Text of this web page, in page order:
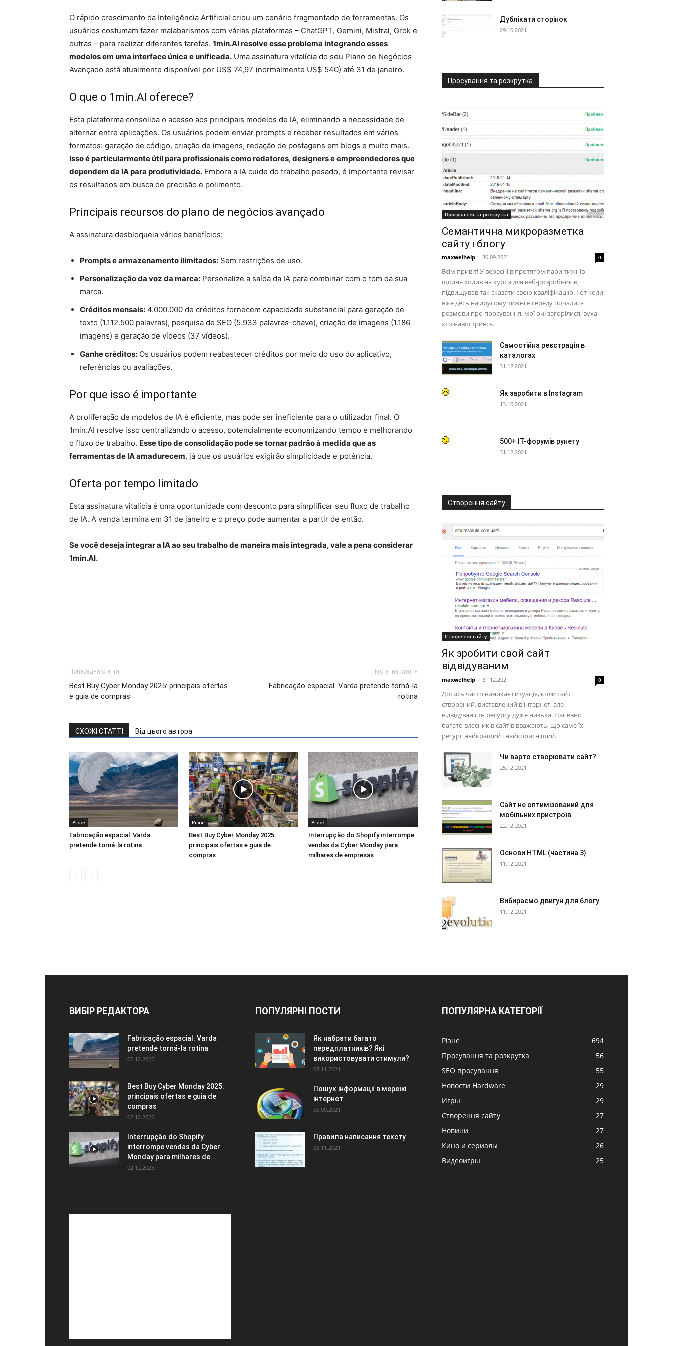
Ofertas
O rápido crescimento da Inteligência Artificial criou um cenário fragmentado de ferramentas. Os
usuários costumam fazer malabarismos com várias plataformas – ChatGPT, Gemini, Mistral, Grok e
outras – para realizar diferentes tarefas. 1min.AI resolve esse problema integrando esses
modelos em uma interface única e unificada. Uma assinatura vitalícia do seu Plano de Negócios
Avançado está atualmente disponível por US$ 74,97 (normalmente US$ 540) até 31 de janeiro.
O que o 1min.AI oferece?
Esta plataforma consolida o acesso aos principais modelos de IA, eliminando a necessidade de
alternar entre aplicações. Os usuários podem enviar prompts e receber resultados em vários
formatos: geração de código, criação de imagens, redação de postagens em blogs e muito mais.
Isso é particularmente útil para profissionais como redatores, designers e empreendedores que
dependem da IA ​​para produtividade. Embora a IA cuide do trabalho pesado, é importante revisar
os resultados em busca de precisão e polimento.
Principais recursos do plano de negócios avançado
A assinatura desbloqueia vários benefícios:
Prompts e armazenamento ilimitados: Sem restrições de uso.
Personalização da voz da marca: Personalize a saída da IA ​​para combinar com o tom da sua
marca.
Créditos mensais: 4.000.000 de créditos fornecem capacidade substancial para geração de
texto (1.112.500 palavras), pesquisa de SEO (5.933 palavras-chave), criação de imagens (1.186
imagens) e geração de vídeos (37 vídeos).
Ganhe créditos: Os usuários podem reabastecer créditos por meio do uso do aplicativo,
referências ou avaliações.
Por que isso é importante
A proliferação de modelos de IA é eficiente, mas pode ser ineficiente para o utilizador final. O
1min.AI resolve isso centralizando o acesso, potencialmente economizando tempo e melhorando
o fluxo de trabalho. Esse tipo de consolidação pode se tornar padrão à medida que as
ferramentas de IA amadurecem, já que os usuários exigirão simplicidade e potência.
Oferta por tempo limitado
Esta assinatura vitalícia é uma oportunidade com desconto para simplificar seu fluxo de trabalho
de IA. A venda termina em 31 de janeiro e o preço pode aumentar a partir de então.
Se você deseja integrar a IA ao seu trabalho de maneira mais integrada, vale a pena considerar
1min.AI.
Попередня стаття
Best Buy Cyber ​​Monday 2025: principais ofertas
e guia de compras
Наступна стаття
Fabricação espacial: Varda pretende torná-la
rotina
СХОЖІ СТАТТІ Від цього автора
Різне
Fabricação espacial: Varda
pretende torná-la rotina
Різне
Best Buy Cyber ​​Monday 2025:
principais ofertas e guia de
compras
Різне
Interrupção do Shopify interrompe
vendas da Cyber ​​Monday para
milhares de empresas
Дублікати сторінок
29.10.2021
Просування та розкрутка
Просування та розкрутка
Семантична микроразметка
сайту і блогу
maxwelhelp - 30.09.2021 0
Всім привіт! У вересні в протягом пари тижнів
щодня ходив на курси для веб-розробників,
підвищував так сказати свою кваліфікацію. І от коли
вже десь на другому тижні в середу почалися
розмови про просування, мої очі загорілися, вуха
хто навострився.
Самостійна реєстрація в
каталогах
31.12.2021
Як заробити в Instagram
13.10.2021
500+ IT-форумів рунету
31.12.2021
Створення сайту
Створення сайту
Як зробити свой сайт
відвідуваним
maxwelhelp - 31.12.2021 0
Досить часто виникає ситуація, коли сайт
створений, виставлений в інтернет, але
відвідуваність ресурсу дуже низька. Напевно
багато власників сайтів вважають, що саме їх
ресурс найкращий і найкорисніший.
Чи варто створювати сайт?
25.12.2021
Сайт не оптимізований для
мобільних пристроїв
22.12.2021
Основи HTML (частина 3)
11.12.2021
Вибираємо двигун для блогу
11.12.2021
ВИБІР РЕДАКТОРА
Fabricação espacial: Varda
pretende torná-la rotina
02.12.2025
Best Buy Cyber ​​Monday 2025:
principais ofertas e guia de
compras
02.12.2025
Interrupção do Shopify
interrompe vendas da Cyber ​​
Monday para milhares de...
02.12.2025
ПОПУЛЯРНІ ПОСТИ
Як набрати багато
передплатників? Які
використовувати стимули?
08.11.2021
Пошук інформації в мережі
інтернет
05.09.2021
Правила написання тексту
08.11.2021
ПОПУЛЯРНА КАТЕГОРІЇ
Різне
694
Просування та розкрутка
56
SEO просування
55
Новости Hardware
29
Игры
29
Створення сайту
27
Новини
27
Кино и сериалы
26
Видеоигры
25